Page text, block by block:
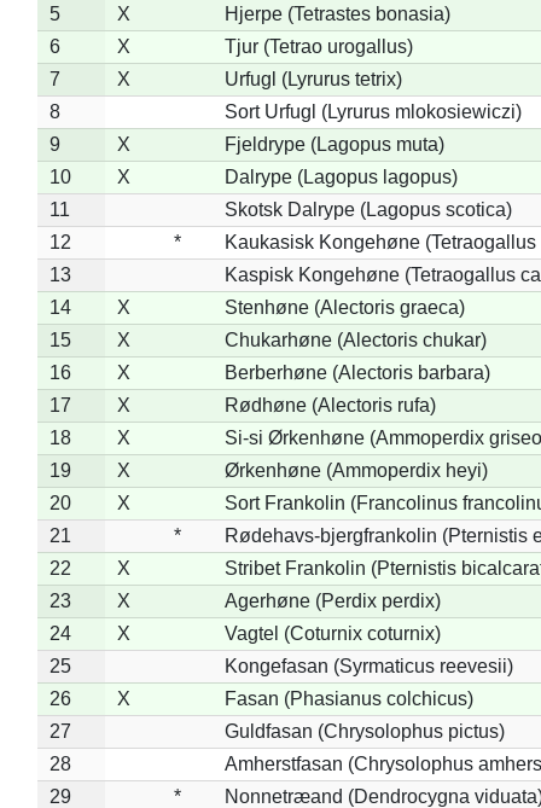
5
X
Hjerpe (Tetrastes bonasia)
6
X
Tjur (Tetrao urogallus)
7
X
Urfugl (Lyrurus tetrix)
8
Sort Urfugl (Lyrurus mlokosiewiczi)
9
X
Fjeldrype (Lagopus muta)
10
X
Dalrype (Lagopus lagopus)
11
Skotsk Dalrype (Lagopus scotica)
12
*
Kaukasisk Kongehøne
13
Kaspisk Kongehøne (Tetraogallus
14
X
Stenhøne (Alectoris graeca)
15
X
Chukarhøne (Alectoris chukar)
16
X
Berberhøne (Alectoris barbara)
17
X
Rødhøne (Alectoris rufa)
18
X
Si-si Ørkenhøne (Ammoperdix
19
X
Ørkenhøne (Ammoperdix heyi)
20
X
Sort Frankolin (Francolinus
21
*
Rødehavs-bjergfrankolin (Pternistis
22
X
Stribet Frankolin (Pternistis
23
X
Agerhøne (Perdix perdix)
24
X
Vagtel (Coturnix coturnix)
25
Kongefasan (Syrmaticus reevesii)
26
X
Fasan (Phasianus colchicus)
27
Guldfasan (Chrysolophus pictus)
28
Amherstfasan (Chrysolophus
29
*
Nonnetræand (Dendrocygna